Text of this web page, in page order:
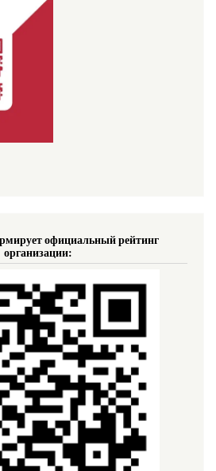
официальный рейтинг
организации: